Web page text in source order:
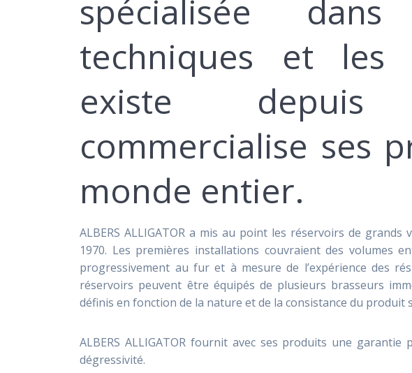
spécialisée
techniques et les
existe
commercialise ses
monde entier.
ALBERS ALLIGATOR a mis au point les réservoirs de
1970. Les premières installations couvraient des volumes
progressivement au fur et à mesure de l’expérience des
réservoirs peuvent être équipés de plusieurs brasseurs
définis en fonction de la nature et de la consistance du produit
ALBERS ALLIGATOR fournit avec ses produits une
dégressivité.